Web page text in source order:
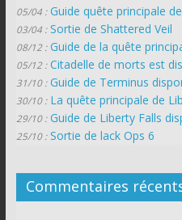
05/04 : Guide quête principale
03/04 : Sortie de Shattered Veil
08/12 : Guide de la quête
05/12 : Citadelle de morts est
31/10 : Guide de Terminus
30/10 : La quête principale de
29/10 : Guide de Liberty Falls
25/10 : Sortie de lack Ops 6
Commentaires